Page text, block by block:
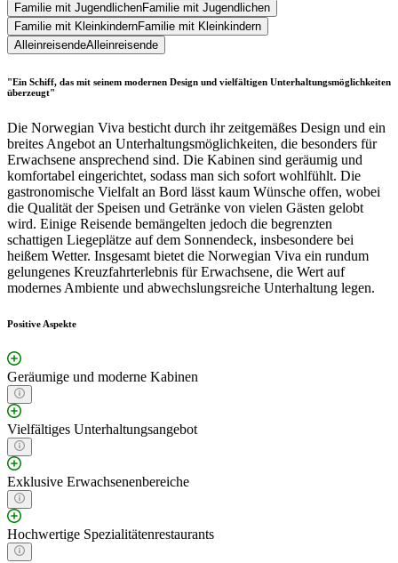
Familie mit JugendlichenFamilie mit Jugendlichen
Familie mit KleinkindernFamilie mit Kleinkindern
AlleinreisendeAlleinreisende
"Ein Schiff, das mit seinem modernen Design und vielfältigen Unterhaltungsmöglichkeiten
überzeugt"
Die Norwegian Viva besticht durch ihr zeitgemäßes Design und ein
breites Angebot an Unterhaltungsmöglichkeiten, die besonders für
Erwachsene ansprechend sind. Die Kabinen sind geräumig und
komfortabel eingerichtet, sodass man sich sofort wohlfühlt. Die
gastronomische Vielfalt an Bord lässt kaum Wünsche offen, wobei
die Qualität der Speisen und Getränke von vielen Gästen gelobt
wird. Einige Reisende bemängelten jedoch die begrenzten
schattigen Liegeplätze auf dem Sonnendeck, insbesondere bei
heißem Wetter. Insgesamt bietet die Norwegian Viva ein rundum
gelungenes Kreuzfahrterlebnis für Erwachsene, die Wert auf
modernes Ambiente und abwechslungsreiche Unterhaltung legen.
Positive Aspekte
Geräumige und moderne Kabinen
Vielfältiges Unterhaltungsangebot
Exklusive Erwachsenenbereiche
Hochwertige Spezialitätenrestaurants